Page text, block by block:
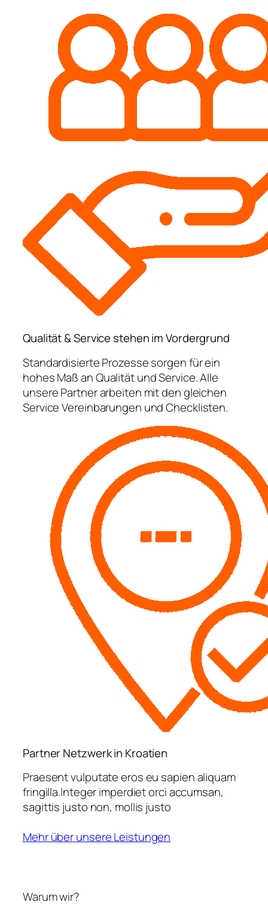
Qualität & Service stehen im Vordergrund
Standardisierte Prozesse sorgen für ein
hohes Maß an Qualität und Service. Alle
unsere Partner arbeiten mit den gleichen
Service Vereinbarungen und Checklisten.
Partner Netzwerk in Kroatien
Praesent vulputate eros eu sapien aliquam
fringilla.Integer imperdiet orci accumsan,
sagittis justo non, mollis justo
Mehr über unsere Leistungen
Warum wir?